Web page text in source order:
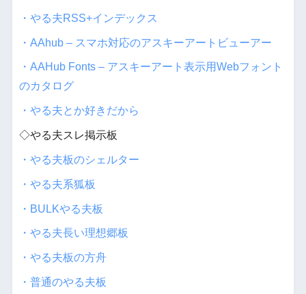
・やる夫RSS+インデックス
・AAhub – スマホ対応のアスキーアートビューアー
・AAHub Fonts – アスキーアート表示用Webフォント
のカタログ
・やる夫とか好きだから
◇やる夫スレ掲示板
・やる夫板のシェルター
・やる夫系狐板
・BULKやる夫板
・やる夫長い理想郷板
・やる夫板の方舟
・普通のやる夫板